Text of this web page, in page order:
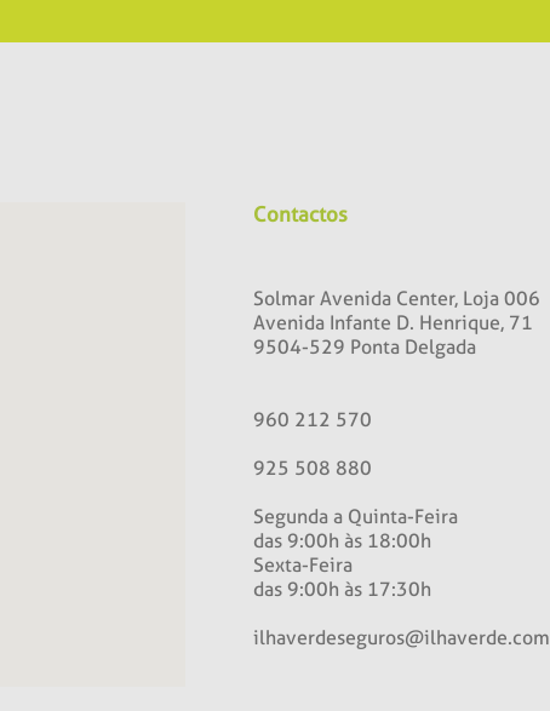
Contactos
Solmar Avenida Center, Loja 006
Avenida Infante D. Henrique, 71
9504-529 Ponta Delgada
960 212 570
925 508 880
Segunda a Quinta-Feira
das 9:00h às 18:00h
Sexta-Feira
das 9:00h às 17:30h
ilhaverdeseguros@ilhaverde.com